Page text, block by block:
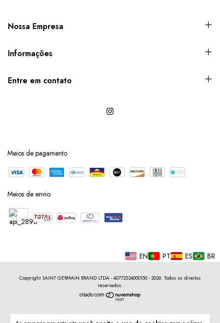
Nossa Empresa
Informações
Entre em contato
Meios de pagamento
Meios de envio
EN PT ES BR
Copyright SAINT GERMAIN BRAND LTDA - 40772534000150 - 2026. Todos os direitos
reservados.